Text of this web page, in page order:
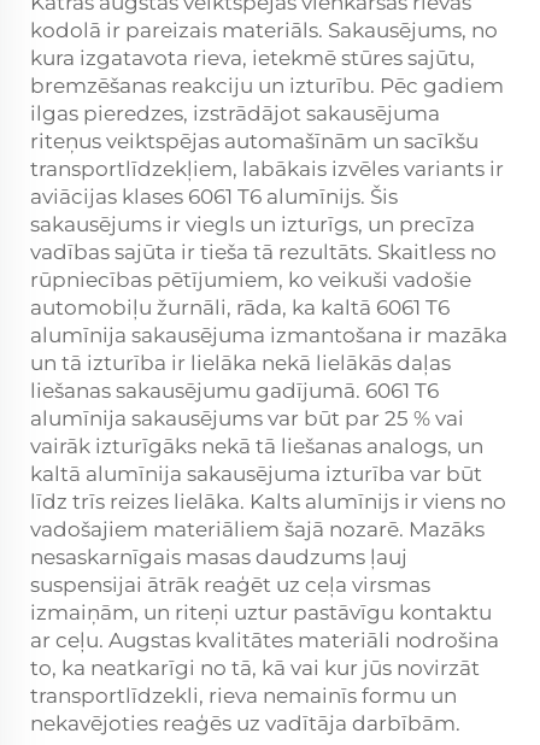
kodolā ir pareizais materiāls. Sakausējums, no
kura izgatavota rieva, ietekmē stūres sajūtu,
bremzēšanas reakciju un izturību. Pēc gadiem
ilgas pieredzes, izstrādājot sakausējuma
riteņus veiktspējas automašīnām un sacīkšu
transportlīdzekļiem, labākais izvēles variants ir
aviācijas klases 6061 T6 alumīnijs. Šis
sakausējums ir viegls un izturīgs, un precīza
vadības sajūta ir tieša tā rezultāts. Skaitless no
rūpniecības pētījumiem, ko veikuši vadošie
automobiļu žurnāli, rāda, ka kaltā 6061 T6
alumīnija sakausējuma izmantošana ir mazāka
un tā izturība ir lielāka nekā lielākās daļas
liešanas sakausējumu gadījumā. 6061 T6
alumīnija sakausējums var būt par 25 % vai
vairāk izturīgāks nekā tā liešanas analogs, un
kaltā alumīnija sakausējuma izturība var būt
līdz trīs reizes lielāka. Kalts alumīnijs ir viens no
vadošajiem materiāliem šajā nozarē. Mazāks
nesaskarnīgais masas daudzums ļauj
suspensijai ātrāk reaģēt uz ceļa virsmas
izmaiņām, un riteņi uztur pastāvīgu kontaktu
ar ceļu. Augstas kvalitātes materiāli nodrošina
to, ka neatkarīgi no tā, kā vai kur jūs novirzāt
transportlīdzekli, rieva nemainīs formu un
nekavējoties reaģēs uz vadītāja darbībām.